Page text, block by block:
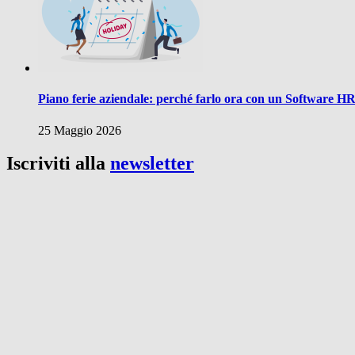
Piano ferie aziendale: perché farlo ora con un Software HR
25 Maggio 2026
Iscriviti alla newsletter